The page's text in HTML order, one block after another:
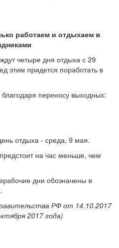
работаем и отдыхаем в
четыре дня отдыха с 29
этим придется поработать в
переносу выходных:
отдыха - среда, 9 мая.
на час меньше, чем
дни обозначены в
.
РФ от 14.10.2017
2017 года)